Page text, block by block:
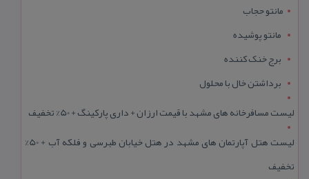
مانتو حجاب
مانتو پوشیده
برج خنک کننده
برداشتن خال با محلول
لیست مسافرخانه های مشهد با قیمت ارزان + داری پارکینگ + 50% تخفیف
لیست هتل آپارتمان های مشهد در هتل خیابان طبرسی و فلکه آب + 50%
تخفیف